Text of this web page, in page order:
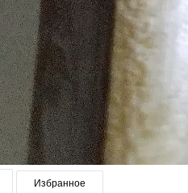
Избранное